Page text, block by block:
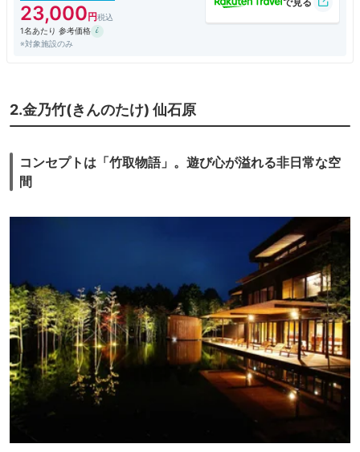
23,000
1名あたり 参考価格
※対象施設のみ
2.金乃竹(きんのたけ) 仙石原
コンセプトは「竹取物語」。遊び心が溢れる非日常な空
間